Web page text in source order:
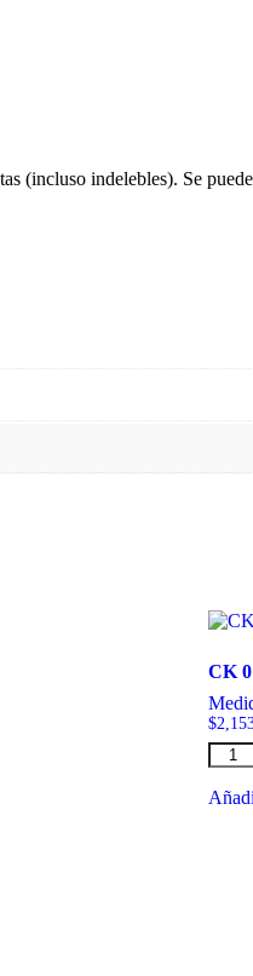
(incluso indelebles). Se
CK
$
CK
019